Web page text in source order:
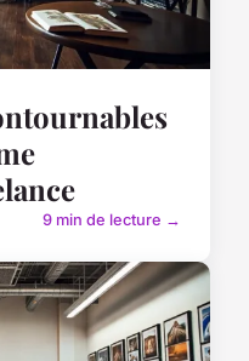
9 min de lecture →